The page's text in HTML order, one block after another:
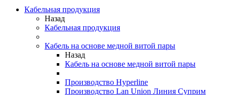
Кабельная продукция
Назад
Кабельная продукция
Кабель на основе медной витой пары
Назад
Кабель на основе медной витой пары
Производство Hyperline
Производство Lan Union Линия Суприм